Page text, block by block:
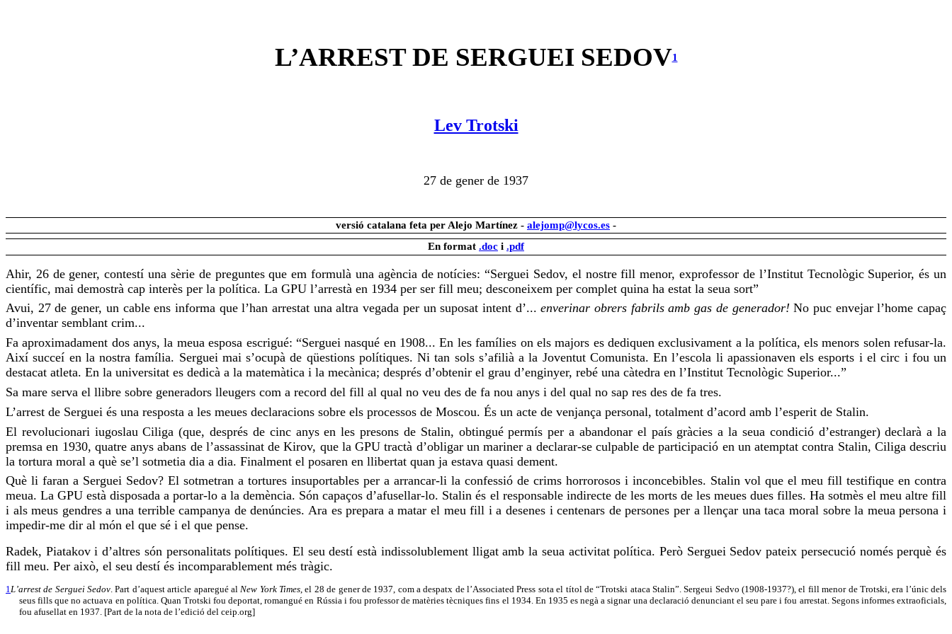
L’ARREST DE SERGUEI SEDOV1
Lev Trotski
27 de gener de 1937
versió catalana feta per Alejo Martínez - alejomp@lycos.es -
En format .doc i .pdf
Ahir, 26 de gener, contestí una sèrie de preguntes que em formulà una agència de notícies: “Serguei Sedov, el nostre fill menor, exprofessor de l’Institut Tecnològic Superior, és un
científic, mai demostrà cap interès per la política. La GPU l’arrestà en 1934 per ser fill meu; desconeixem per complet quina ha estat la seua sort”
Avui, 27 de gener, un cable ens informa quel’han arrestat una altra vegada per un suposat intent d’...enverinar obrers fabrils amb gas de generador!No puc envejar l’home capaç
d’inventar semblant crim...
Fa aproximadament dos anys, la meua esposa escrigué: “Sergueinasqué en 1908... En les famílies on els majors es dediquen exclusivament a la política, els menors solen refusar-la.
Així succeí en la nostra família. Sergueimai s’ocupà de qüestions polítiques. Ni tan sols s’afilià a la Joventut Comunista. En l’escola li apassionavenels esports i el circ i fouun
destacat atleta. En la universitat es dedicà a la matemàtica i la mecànica; després d’obtenir el grau d’enginyer, rebé una càtedra en l’Institut Tecnològic Superior...”
Sa mare serva el llibre sobre generadors lleugers com a record del fill al qual no veu des de fa nou anys i del qual no sap res des de fa tres.
L’arrest de Serguei és una resposta a les meues declaracions sobre els processos de Moscou. És un acte de venjança personal, totalment d’acord amb l’esperit de Stalin.
El revolucionari iugoslauCiliga (que, després de cinc anys en les presons de Stalin, obtingué permís per a abandonar el país gràcies a la seua condició d’estranger) declarà a la
premsa en 1930, quatre anys abans de l’assassinat deKirov, que la GPU tractà d’obligar un mariner a declarar-se culpable de participació en un atemptat contra Stalin, Ciliga descriu
la tortura moral a què se’l sotmetia dia a dia. Finalment el posaren en llibertat quan ja estava quasi dement.
Què li faran a Serguei Sedov? El sotmetran a tortures insuportables per a arrancar-li la confessió de crims horrorosos i inconcebibles. Stalin vol que el meu fill testifique en contra
meua. LaGPU està disposada aportar-lo a la demència. Són capaços d’afusellar-lo. Stalin és el responsable indirecte de les morts de les meues dues filles. Ha sotmès el meu altre fill
i als meus gendres a una terrible campanya de denúncies. Ara esprepara a matar el meu fill i a desenes i centenars de persones per a llençar una taca moral sobre la meua persona i
impedir-me dir al món el que sé i el que pense.
Radek, Piatakov i d’altres són personalitats polítiques. El seu destí està indissolublement lligat amb la seua activitat política. Però Serguei Sedov pateix persecució només perquè és
fill meu. Per això, el seu destí és incomparablement més tràgic.
1 L’arrest de Serguei Sedov . Part d’aquest article aparegué al New York Times , el 28 de gener de 1937, com a despatx de l’Associated Press sota el títol de “Trotski ataca Stalin”. Sergeui Sedvo (1908-1937?), el fill menor de Trotski, era l’únic dels
seus fills que no actuava en política. Quan Trotski fou deportat, romangué en Rússia i fou professor de matèries tècniques fins el 1934. En 1935 es negà a signar una declaració denunciant el seu pare i fou arrestat. Segons informes extraoficials,
fou afusellat en 1937. [Part de la nota de l’edició del ceip.org]